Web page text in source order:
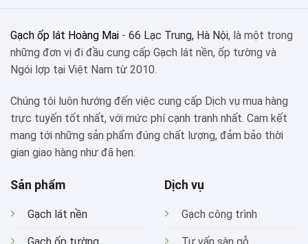
Gạch ốp lát Hoàng Mai - 66 Lạc Trung, Hà Nội, là một trong
những đơn vị đi đầu cung cấp Gạch lát nền, ốp tường và
Ngói lợp tại Việt Nam từ 2010.
Chúng tôi luôn hướng đến việc cung cấp Dịch vụ mua hàng
trực tuyến tốt nhất, với mức phí cạnh tranh nhất. Cam kết
mang tới những sản phẩm đúng chất lượng, đảm bảo thời
gian giao hàng như đã hẹn.
Sản phẩm
Gạch lát nền
Dịch vụ
Gạch công trình